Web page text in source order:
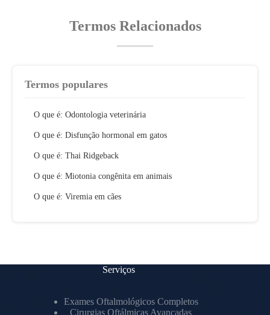
Termos Relacionados
Termos populares
O que é: Odontologia veterinária
O que é: Disfunção hormonal em gatos
O que é: Thai Ridgeback
O que é: Miotonia congênita em animais
O que é: Viremia em cães
Serviços
Exames Oftalmológicos Completos
Cirurgias Oftálmicas Avançadas